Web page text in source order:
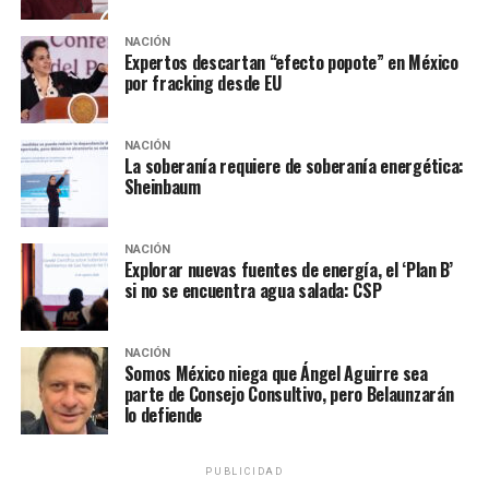
personas? La población de estos tres países es de 32
millones de personas. Si se están yendo al año millón y
medio, cuando menos, pues algo está pasando”, explicó
Ebrard. Señalando que el gobierno de Donald Trump ya
anunció que, de los 5.8 mil millones de dólares que se
comprometió a entregar a esta región, invertirá los
primeros 350 millones en El Salvador.
Te puede interesar:
Bukele afirma que “ha
aprendido mucho” de AMLO
Ebrard agradeció las muestras de solidaridad expresadas
por las autoridades centroamericanas en días pasados,
caso similar al respaldo que un sector de la sociedad
NACIÓN
Expertos descartan “efecto popote” en México
por fracking desde EU
NACIÓN
La soberanía requiere de soberanía energética:
Sheinbaum
NACIÓN
Explorar nuevas fuentes de energía, el ‘Plan B’
si no se encuentra agua salada: CSP
NACIÓN
Somos México niega que Ángel Aguirre sea
parte de Consejo Consultivo, pero Belaunzarán
lo defiende
PUBLICIDAD